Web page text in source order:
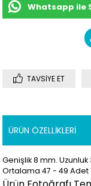
Whatsapp ile
TAVSIYE ET
ÜRÜN ÖZELLIKLERI
Genişlik 8 mm. Uzunluk
Ortalama 47 - 49 Adet